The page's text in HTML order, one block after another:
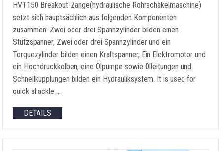
HVT150 Breakout-Zange(hydraulische Rohrschäkelmaschine)
setzt sich hauptsächlich aus folgenden Komponenten
zusammen: Zwei oder drei Spannzylinder bilden einen
Stützspanner, Zwei oder drei Spannzylinder und ein
Torquezylinder bilden einen Kraftspanner, Ein Elektromotor und
ein Hochdruckkolben, eine Ölpumpe sowie Ölleitungen und
Schnellkupplungen bilden ein Hydrauliksystem. It is used for
quick shackle …
DETAILS